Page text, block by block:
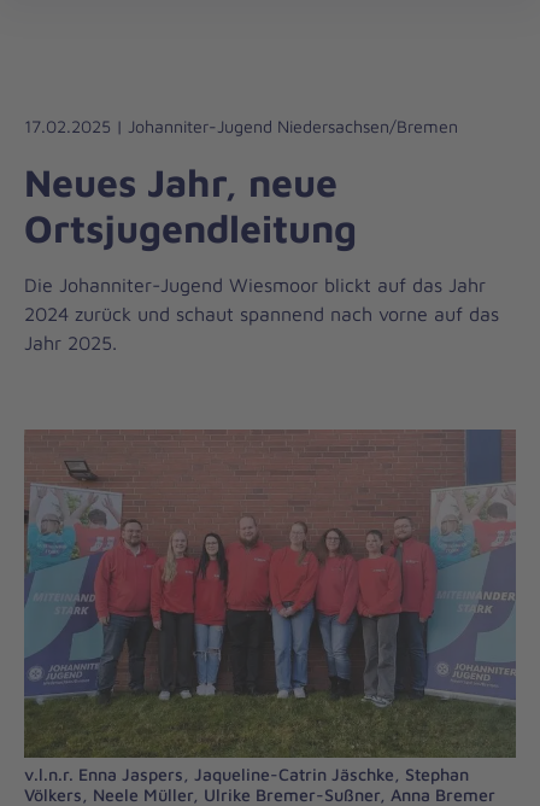
Liebe
Leben
17.02.2025 | Johanniter-Jugend Niedersachsen/Bremen
Neues Jahr, neue
Ortsjugendleitung
Die Johanniter-Jugend Wiesmoor blickt auf das Jahr
2024 zurück und schaut spannend nach vorne auf das
Jahr 2025.
v.l.n.r. Enna Jaspers, Jaqueline-Catrin Jäschke, Stephan
Völkers, Neele Müller, Ulrike Bremer-Sußner, Anna Bremer